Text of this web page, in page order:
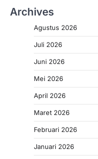
Archives
Agustus 2026
Juli 2026
Juni 2026
Mei 2026
April 2026
Maret 2026
Februari 2026
Januari 2026